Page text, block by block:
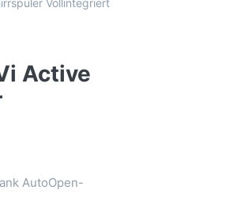
Vollintegriert
Active
AutoOpen-